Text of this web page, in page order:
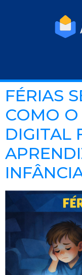
FÉRIAS
COMO
DIGITAL